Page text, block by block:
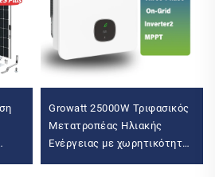
Growatt 25000W Τριφασικός
Μετατροπέας Ηλιακής
Ενέργειας με χωρητικότητα